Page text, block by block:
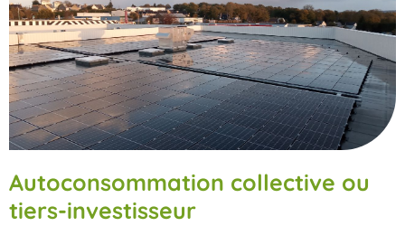
Autoconsommation collective ou
tiers-investisseur